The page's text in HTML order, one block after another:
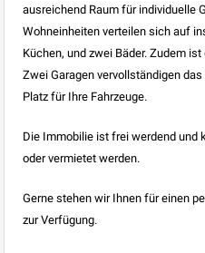
ausreichend Raum für individuelle
Wohneinheiten verteilen sich auf
Küchen, und zwei Bäder. Zudem
Zwei Garagen vervollständigen
Platz für Ihre Fahrzeuge.
Die Immobilie ist frei werdend und
oder vermietet werden.
Gerne stehen wir Ihnen für einen
zur Verfügung.